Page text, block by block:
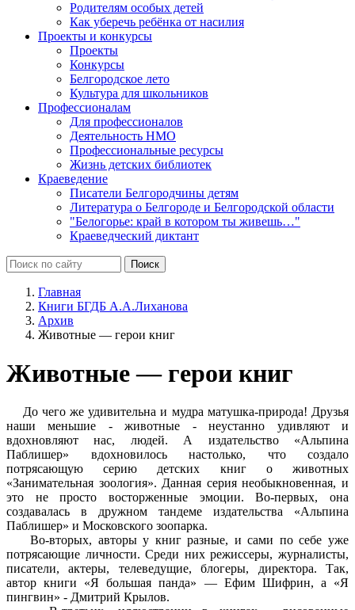
Родителям особых детей
Как уберечь ребёнка от насилия
Проекты и конкурсы
Проекты
Конкурсы
Белгородское лето
Культура для школьников
Профессионалам
Для профессионалов
Деятельность НМО
Профессиональные ресурсы
Жизнь детских библиотек
Краеведение
Писатели Белгородчины детям
Литература о Белгороде и Белгородской области
"Белогорье: край в котором ты живешь…"
Краеведческий диктант
Главная
Книги БГДБ А.А.Лиханова
Архив
Животные — герои книг
Животные — герои книг
До чего же удивительна и мудра матушка-природа! Друзья
наши меньшие - животные - неустанно удивляют и
вдохновляют нас, людей. А издательство «Альпина
Паблишер» вдохновилось настолько, что создало
потрясающую серию детских книг о животных
«Занимательная зоология». Данная серия необыкновенная, и
это не просто восторженные эмоции. Во-первых, она
создавалась в дружном тандеме издательства «Альпина
Паблишер» и Московского зоопарка.
Во-вторых, авторы у книг разные, и сами по себе уже
потрясающие личности. Среди них режиссеры, журналисты,
писатели, актеры, телеведущие, блогеры, директора. Так,
автор книги «Я большая панда» — Ефим Шифрин, а «Я
пингвин» - Дмитрий Крылов.